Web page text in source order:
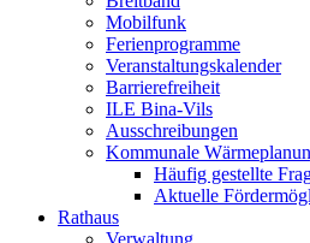
Mobilfunk
Ferienprogramme
Veranstaltungskalender
Barrierefreiheit
ILE Bina-Vils
Ausschreibungen
Kommunale
Häufig gestellte
Aktuelle
Rathaus
Verwaltung